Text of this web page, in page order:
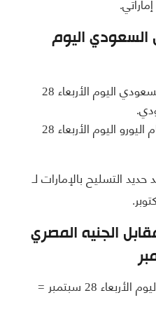
السعودي اليوم
جاء سعر اليورو أمام الريال السعودي اليوم الأربعاء 28
جاء سعر الريال السعودي أمام اليورو اليوم الأربعاء 28
التسليح بالإمارات لـ
الجنيه المصري
سجل سعر اليورو في مصر اليوم الأربعاء 28 سبتمبر =